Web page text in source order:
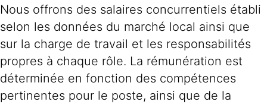
Nous offrons des salaires concurrentiels établi
selon les données du marché local ainsi que
sur la charge de travail et les responsabilités
propres à chaque rôle. La rémunération est
déterminée en fonction des compétences
pertinentes pour le poste, ainsi que de la